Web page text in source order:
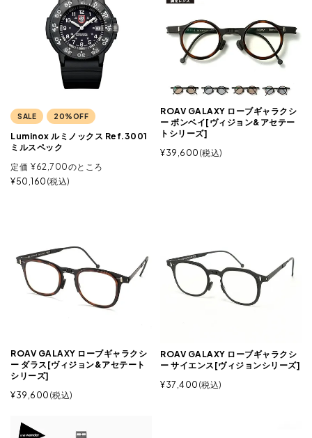
SALE 20%OFF
Luminox ルミノックス Ref.3001
ミルスペック
定価 ¥62,700のところ
¥50,160 税込
ROAV GALAXY ローブギャラクシ
ー ボンベイ[ヴィジョン&アセテー
トシリーズ]
¥39,600 税込
ROAV GALAXY ローブギャラクシ
ー ダラス[ヴィジョン&アセテート
シリーズ]
¥39,600 税込
ROAV GALAXY ローブギャラクシ
ー サイエンス[ヴィジョンシリーズ]
¥37,400 税込